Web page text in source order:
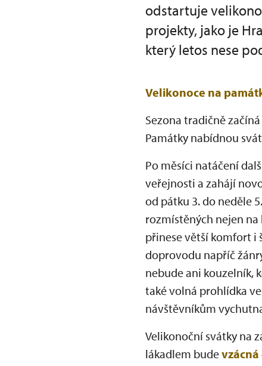
odstartuje
projekty, jako je
který letos nese
Velikonoce na
Sezona tradičně
Památky nabídnou
Po měsíci natáčení
veřejnosti a zahájí
od pátku 3. do neděle
rozmístěných nejen
přinese větší komfort i
doprovodu napříč
nebude ani kouzelník,
také volná prohlídka
návštěvníkům
Velikonoční svátky na
lákadlem bude